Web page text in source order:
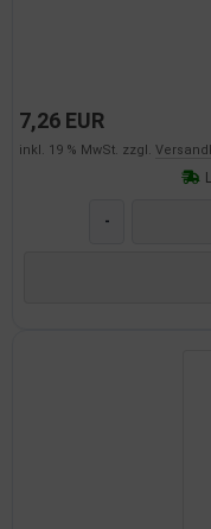
7,26 EUR
inkl. 19 % MwSt. zzgl.
-